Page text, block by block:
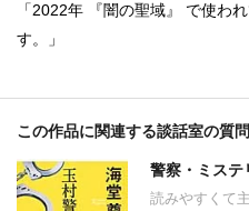
「2022年 『闇の聖域』 で使わ
す。」
この作品に関連する談話室の質問
警察・ミステ
読みやすくて